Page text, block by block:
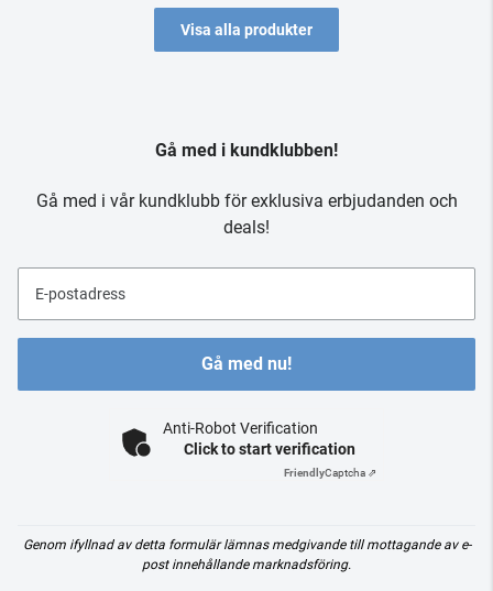
Visa alla produkter
Gå med i kundklubben!
Gå med i vår kundklubb för exklusiva erbjudanden och
deals!
E-postadress
Gå med nu!
Anti-Robot Verification
Click to start verification
FriendlyCaptcha ⇗
Genom ifyllnad av detta formulär lämnas medgivande till mottagande av e-
post innehållande marknadsföring.